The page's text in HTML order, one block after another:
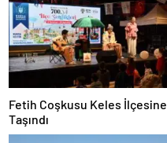
Fetih Coşkusu Keles İlçesine
Taşındı